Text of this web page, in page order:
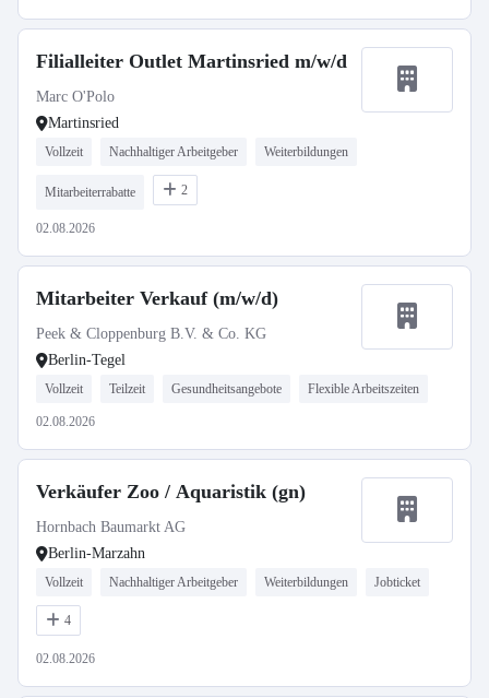
Filialleiter Outlet Martinsried m/w/d
Marc O'Polo
Martinsried
Vollzeit Nachhaltiger Arbeitgeber Weiterbildungen
Mitarbeiterrabatte 2
02.08.2026
Mitarbeiter Verkauf (m/w/d)
Peek & Cloppenburg B.V. & Co. KG
Berlin-Tegel
Vollzeit Teilzeit Gesundheitsangebote Flexible Arbeitszeiten
02.08.2026
Verkäufer Zoo / Aquaristik (gn)
Hornbach Baumarkt AG
Berlin-Marzahn
Vollzeit Nachhaltiger Arbeitgeber Weiterbildungen Jobticket
4
02.08.2026